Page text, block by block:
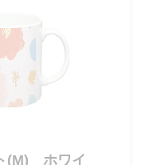
(M) ホワイ